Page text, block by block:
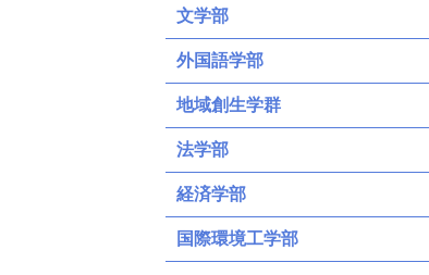
文学部
外国語学部
地域創生学群
法学部
経済学部
国際環境工学部